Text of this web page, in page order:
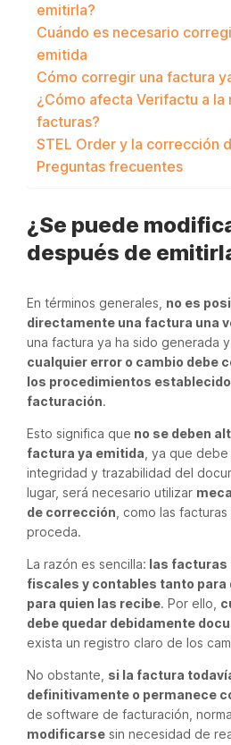
emitirla?
Cuándo es necesario
emitida
Cómo corregir una factura
¿Cómo afecta Verifactu a
facturas?
STEL Order y la corrección
Preguntas frecuentes
¿Se puede
después de
En términos generales, no es
directamente una factura una
una factura ya ha sido generada
cualquier error o cambio debe
los procedimientos
facturación.
Esto significa que no se deben
factura ya emitida , ya que
integridad y trazabilidad del
lugar, será necesario utilizar
de corrección , como las
proceda.
La razón es sencilla: las facturas
fiscales y contables tanto para
para quien las recibe. Por ello,
debe quedar debidamente
exista un registro claro de los
No obstante, si la factura
definitivamente o permanece
de software de facturación,
modificarse sin necesidad de